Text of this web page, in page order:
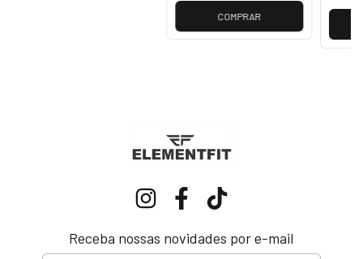
COMPRAR
Receba nossas novidades por e-mail